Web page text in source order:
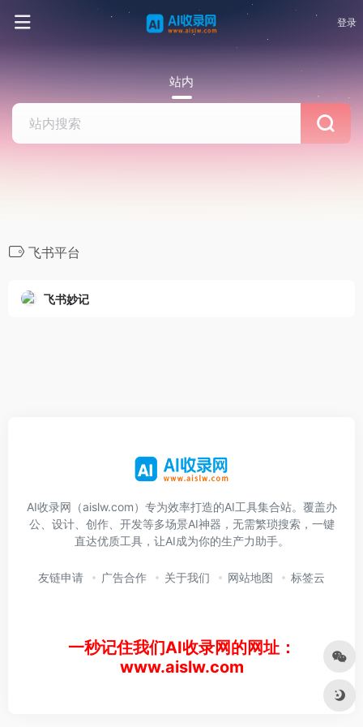
登录
站内
飞书平台
飞书妙记
AI收录网（aislw.com）专为效率打造的AI工具集合站。覆盖办
公、设计、创作、开发等多场景AI神器，无需繁琐搜索，一键
直达优质工具，让AI成为你的生产力助手。
友链申请 广告合作 关于我们 网站地图 标签云
一秒记住我们AI收录网的网址：
www.aislw.com